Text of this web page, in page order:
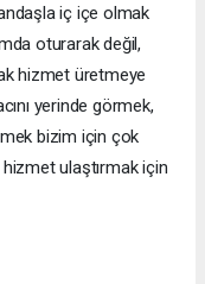
iç içe olmak
oturarak değil,
hizmet üretmeye
yerinde görmek,
bizim için çok
hizmet ulaştırmak için